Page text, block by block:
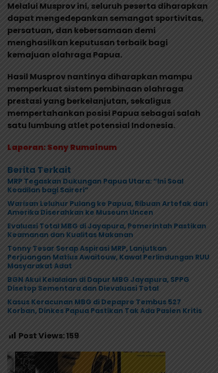
Melalui Musprov ini, seluruh peserta diharapkan
dapat mengedepankan semangat sportivitas,
persatuan, dan kebersamaan demi
menghasilkan keputusan terbaik bagi
kemajuan olahraga Papua.
Hasil Musprov nantinya diharapkan mampu
memperkuat sistem pembinaan olahraga
prestasi yang berkelanjutan, sekaligus
mempertahankan posisi Papua sebagai salah
satu lumbung atlet potensial Indonesia.
Laporan: Sony Rumainum
Berita Terkait
MRP Tegaskan Dukungan Papua Utara: “Ini Soal
Keadilan bagi Saireri”
Warisan Leluhur Pulang ke Papua, Ribuan Artefak dari
Amerika Diserahkan ke Museum Uncen
Evaluasi Total MBG di Jayapura, Pemerintah Pastikan
Keamanan dan Kualitas Makanan
Tonny Tesar Serap Aspirasi MRP, Lanjutkan
Perjuangan Matius Awaitouw, Kawal Perlindungan RUU
Masyarakat Adat
BGN Akui Kelalaian di Dapur MBG Jayapura, SPPG
Disetop Sementara dan Dievaluasi Total
Kasus Keracunan MBG di Depapre Tembus 527
Korban, Dinkes Papua Pastikan Tak Ada Pasien Kritis
Post Views:159